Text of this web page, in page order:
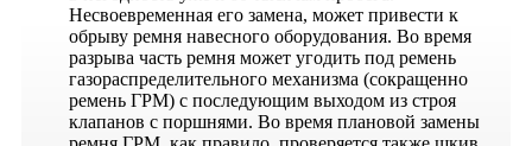
Несвоевременная его замена, может привести к
обрыву ремня навесного оборудования. Во время
разрыва часть ремня может угодить под ремень
газораспределительного механизма (сокращенно
ремень ГРМ) с последующим выходом из строя
клапанов с поршнями. Во время плановой замены